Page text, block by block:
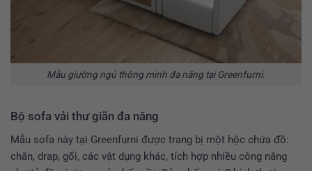
Mẫu giường ngủ thông minh đa năng tại Greenfurni.
Bộ sofa vải thư giãn đa năng
Mẫu sofa này tại Greenfurni được trang bị một hộc chứa đồ:
chăn, drap, gối, các vật dụng khác, tích hợp nhiều công năng